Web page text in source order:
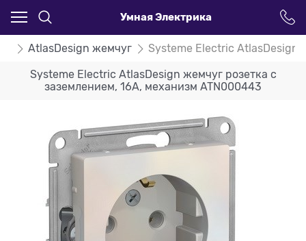
Умная Электрика
AtlasDesign жемчуг Systeme Electric AtlasDesign
Systeme Electric AtlasDesign жемчуг розетка с
заземлением, 16А, механизм ATN000443